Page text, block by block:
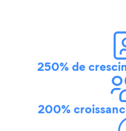
250% de
200%